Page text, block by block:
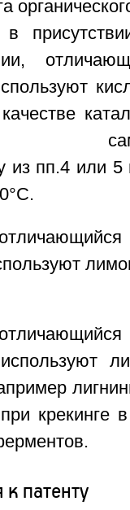
из пп.4 или 5
крекинге
патенту